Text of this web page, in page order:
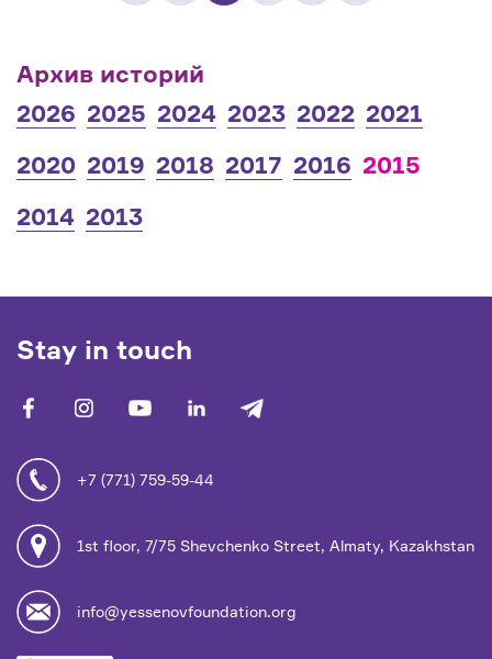
Архив историй
2026 2025 2024 2023 2022 2021
2020 2019 2018 2017 2016 2015
2014 2013
Stay in touch
facebook youtube linkedin
+7 (771) 759-59-44
1st floor, 7/75 Shevchenko Street, Almaty, Kazakhstan
info@yessenovfoundation.org